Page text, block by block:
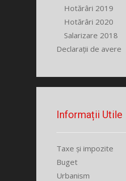
Hotărâri 2019
Hotărâri 2020
Salarizare 2018
Declarații de avere
Informații Utile
Taxe și impozite
Buget
Urbanism